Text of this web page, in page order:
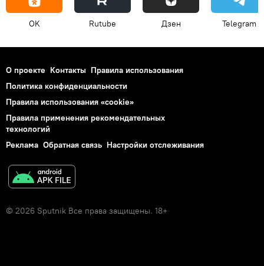
OK Rutube Дзен Telegram
О проекте Контакты Правила использования
Политика конфиденциальности
Правила использования «cookie»
Правила применения рекомендательных
технологий
Реклама Обратная связь Настройки отслеживания
© 2026 Sputnik Все права защищены. 18+